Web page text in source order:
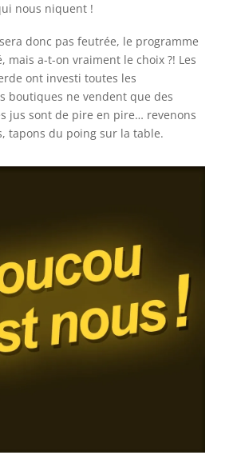
nous niquent !
donc pas feutrée, le programme
mais a-t-on vraiment le choix ?! Les
ont investi toutes les
boutiques ne vendent que des
jus sont de pire en pire… revenons
tapons du poing sur la table.